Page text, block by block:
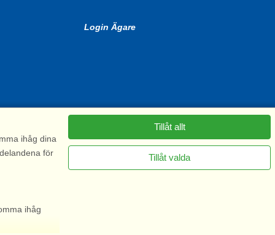
Login Ägare
ihåg dina
för
ihåg
Tillåt allt
Tillåt valda